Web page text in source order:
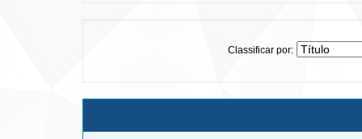
Classificar por: